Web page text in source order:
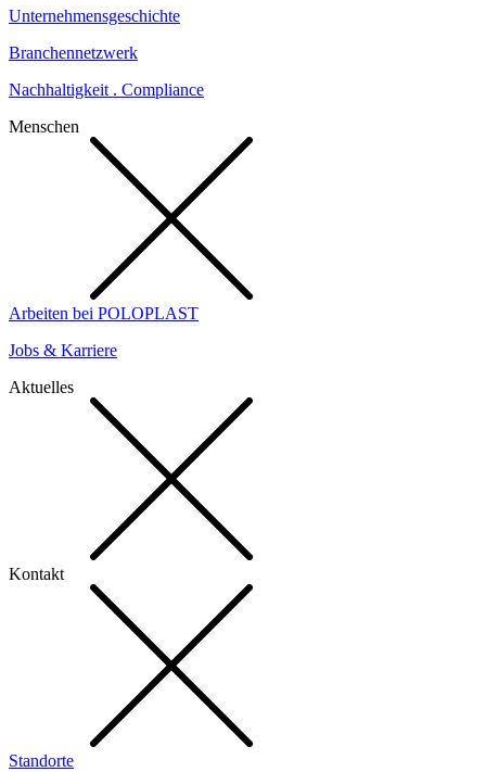
Unternehmensgeschichte
Branchennetzwerk
Nachhaltigkeit . Compliance
Menschen
Arbeiten bei POLOPLAST
Jobs & Karriere
Aktuelles
Kontakt
Standorte